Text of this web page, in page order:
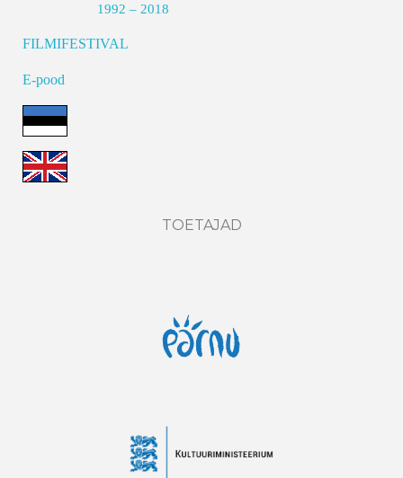
1992 – 2018
FILMIFESTIVAL
E-pood
TOETAJAD